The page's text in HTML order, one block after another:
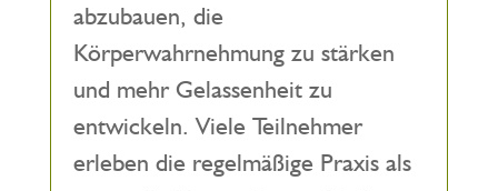
abzubauen, die
Körperwahrnehmung zu stärken
und mehr Gelassenheit zu
entwickeln. Viele Teilnehmer
erleben die regelmäßige Praxis als